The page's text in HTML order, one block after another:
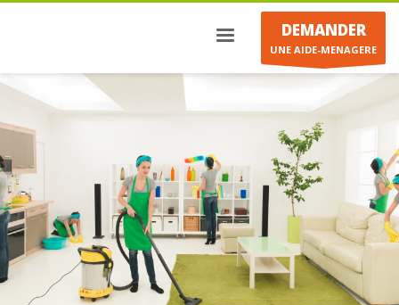
DEMANDER
UNE AIDE-MENAGERE